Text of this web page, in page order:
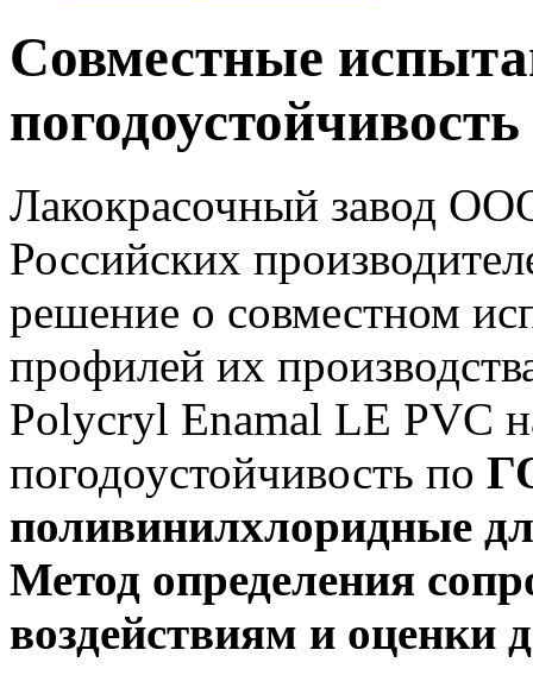
Совместные
погодоустойчивость
Лакокрасочный завод
Российских
решение о совместном
профилей их
Polycryl Enamal LE PVC
погодоустойчивость по
поливинилхлоридные
Метод определения
воздействиям и оценки